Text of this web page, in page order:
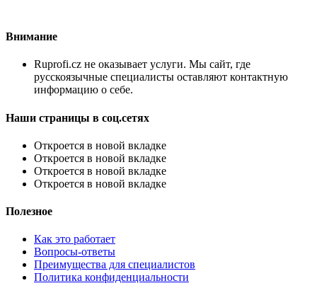
Внимание
Ruprofi.cz не оказывает услуги. Мы сайт, где
русскоязычные специалисты оставляют контактную
информацию о себе.
Наши страницы в соц.сетях
Откроется в новой вкладке
Откроется в новой вкладке
Откроется в новой вкладке
Откроется в новой вкладке
Полезное
Как это работает
Вопросы-ответы
Преимущества для специалистов
Политика конфиденциальности